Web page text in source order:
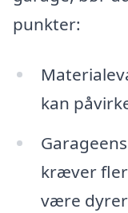
punkter:
kan
kræver
være